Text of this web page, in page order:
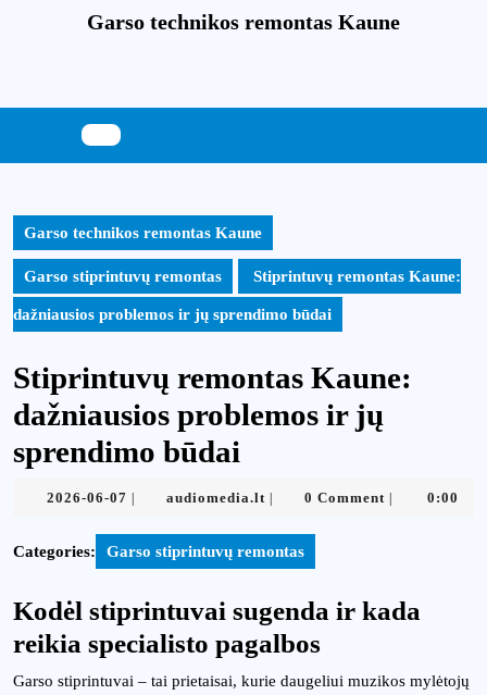
Garso technikos remontas Kaune
Garso technikos remontas Kaune
Garso stiprintuvų remontas Stiprintuvų remontas Kaune:
dažniausios problemos ir jų sprendimo būdai
Stiprintuvų remontas Kaune:
dažniausios problemos ir jų
sprendimo būdai
2026-06-07 2026-
07
audiomedia.lt audiomedia.lt
0 Comment 0:00
Categories: Garso stiprintuvų remontas
Kodėl stiprintuvai sugenda ir kada
reikia specialisto pagalbos
Garso stiprintuvai – tai prietaisai, kurie daugeliui muzikos mylėtojų